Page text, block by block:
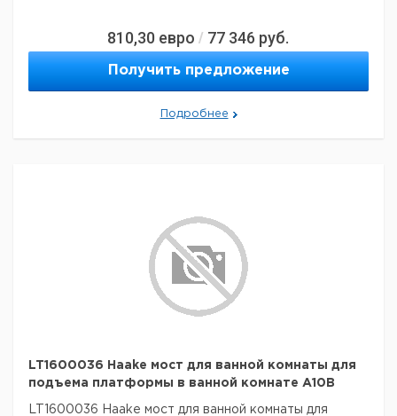
810,30 евро / 77 346 руб.
Получить предложение
Подробнее
LT1600036 Haake мост для ванной комнаты для
подъема платформы в ванной комнате A10B
LT1600036 Haake мост для ванной комнаты для